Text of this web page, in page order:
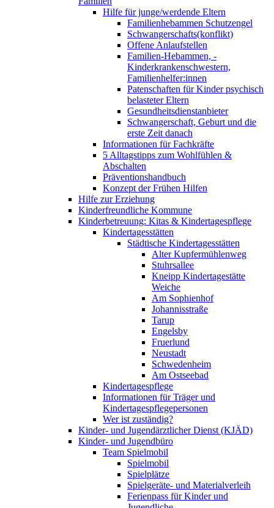
Hilfe für junge/werdende Eltern
Familienhebammen Schutzengel
Schwangerschafts(konflikt)
Offene Anlaufstellen
Familien-Hebammen, -
Kinderkrankenschwestern,
Familienhelfer:innen
Patenschaften für Kinder psychisch
belasteter Eltern
Gesundheitsdienstanbieter
Schwangerschaft, Geburt und die
erste Zeit danach
Informationen für Fachkräfte
5 Alltagstipps zum Wohlfühlen &
Abschalten
Präventionshandbuch
Konzept der Frühen Hilfen
Hilfe zur Erziehung
Kinderfreundliche Kommune
Kinderbetreuung: Kitas & Kindertagespflege
Kindertagesstätten
Städtische Kindertagesstätten
Alter Kupfermühlenweg
Stuhrsallee
Kneipp Kindertagestätte
Weiche
Am Sophienhof
Johannisstraße
Tarup
Engelsby
Fruerlund
Neustadt
Schwedenheim
Am Ostseebad
Kindertagespflege
Informationen für Träger und
Kindertagespflegepersonen
Wer ist zuständig?
Kinder- und Jugendärztlicher Dienst (KJÄD)
Kinder- und Jugendbüro
Team Spielmobil
Spielmobil
Spielplätze
Spielgeräte- und Materialverleih
Ferienpass für Kinder und